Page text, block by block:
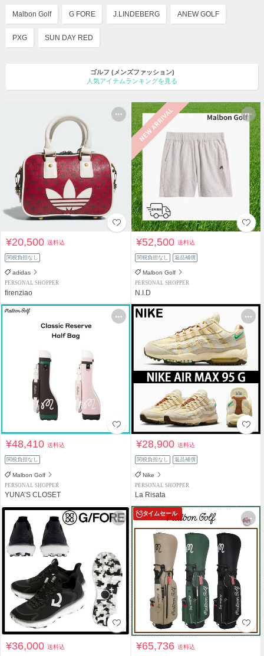
Malbon Golf G FORE J.LINDEBERG ANEW GOLF
PXG SUN DAY RED
ゴルフ (メンズファッション)
人気アイテムランキングを見る
¥20,500送料込
関税負担なし
adidas
PERSONAL SHOPPER
firenziao
¥52,500送料込
関税負担なし 返品補償
Malbon Golf
PERSONAL SHOPPER
N.I.D
¥48,410送料込
関税負担なし
Malbon Golf
PERSONAL SHOPPER
YUNA’S CLOSET
¥28,900送料込
関税負担なし 返品補償
Nike
PERSONAL SHOPPER
La Risata
¥36,000送料込
タイムセール
¥65,736送料込